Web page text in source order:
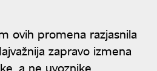
ovih promena razjasnila
zapravo izmena
a ne uvoznike.